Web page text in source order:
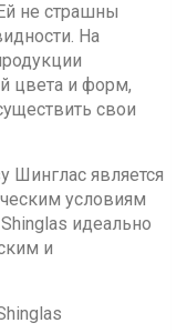
не страшны
На
цвета и форм,
свои
является
условиям
идеально
и